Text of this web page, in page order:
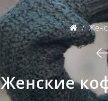
Женские